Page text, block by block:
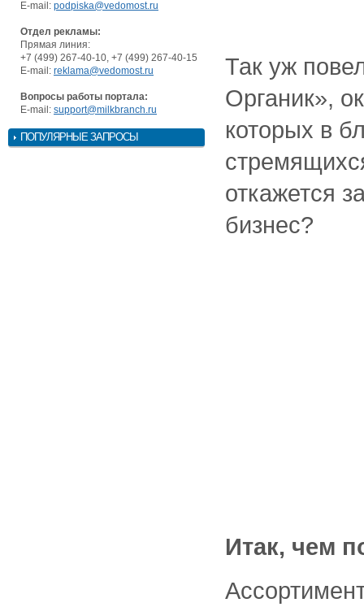
E-mail: podpiska@vedomost.ru
Отдел рекламы:
Прямая линия:
+7 (499) 267-40-10, +7 (499) 267-40-15
E-mail: reklama@vedomost.ru
Вопросы работы портала:
E-mail: support@milkbranch.ru
ПОПУЛЯРНЫЕ ЗАПРОСЫ
Так уж
Органик»,
которых в
откажется
бизнес?
Итак, чем